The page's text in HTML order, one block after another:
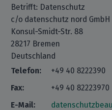
Betrifft: Datenschutz
c/o datenschutz nord GmbH
Konsul-Smidt-Str. 88
28217 Bremen
Deutschland
Telefon:
+49 40 8222390
Fax:
+49 40 82223970
E-Mail: